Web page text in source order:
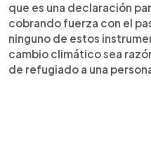
que es una declaración
cobrando fuerza con el
ninguno de estos
cambio climático sea
de refugiado a una